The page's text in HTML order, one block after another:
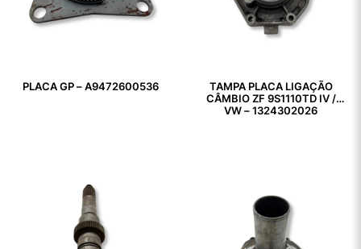
PLACA GP – A9472600536
TAMPA PLACA LIGAÇÃO
CÂMBIO ZF 9S1110TD IV /
VW – 1324302026